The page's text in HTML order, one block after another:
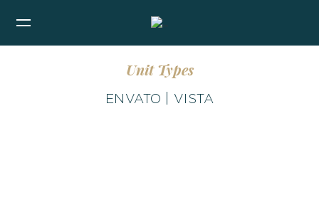
Unit Types
ENVATO | VISTA